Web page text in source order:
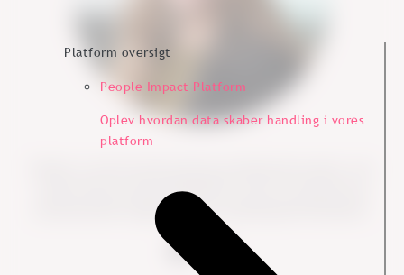
Platform oversigt
People Impact Platform
Oplev hvordan data skaber handling i vores
platform
styrker HR og virksomhedskultur med en systemisk og
anerkendende tilgang for høj medarbejdertilfredshed.